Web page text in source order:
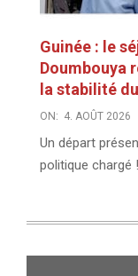
Guinée : le
Doumbouya
la stabilité
ON: 4. AOÛT 2026
Un départ
politique chargé